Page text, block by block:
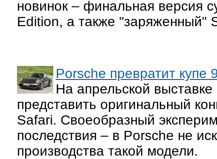
новинок – финальная версия
Edition, а также "заряженный"
Porsche превратит купе
На апрельской
представить оригинальный
Safari. Своеобразный
последствия – в Porsche не
производства такой модели.